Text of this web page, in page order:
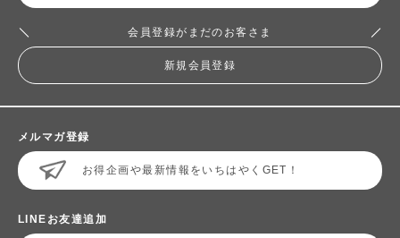
会員登録がまだのお客さま
新規会員登録
メルマガ登録
お得企画や最新情報をいちはやくGET！
LINEお友達追加